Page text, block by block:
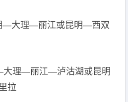
—大理—丽江或昆明—西双
大理—丽江—泸沽湖或昆明
拉